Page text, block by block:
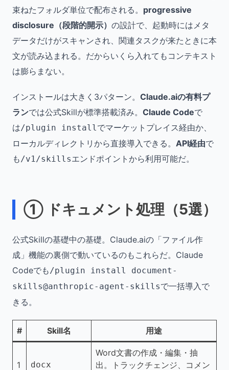
束ねたフォルダ単位で配布される。 progressive
disclosure（段階的開示） の設計で、起動時にはメタ
データだけがスキャンされ、関連タスクが来たときに本
文が読み込まれる。だからいくら入れてもコンテキスト
は膨らまない。
インストールは大きく3パターン。 Claude.aiの有料プ
ランでは公式Skillが標準搭載済み。 Claude Codeで
は/plugin installでマーケットプレイス経由か、
ローカルディレクトリから直接導入できる。 API経由で
も/v1/skillsエンドポイントから利用可能だ。
① ドキュメント処理（5選）
公式Skillの基礎中の基礎。Claude.aiの「ファイル作
成」機能の裏側で動いているのもこれらだ。Claude
Codeでも/plugin install document-
skills@anthropic-agent-skillsで一括導入で
きる。
# Skill名 用途
1 docx
Word文書の作成・編集・抽
出。トラックチェンジ、コメン